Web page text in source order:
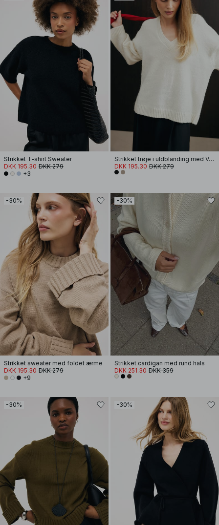
Strikket T-shirt Sweater
DKK 195.30 DKK 279
+3
Strikket trøje i uldblanding med V-udskæring
DKK 195.30 DKK 279
-30%
Strikket sweater med foldet ærme
DKK 195.30 DKK 279
+9
-30%
Strikket cardigan med rund hals
DKK 251.30 DKK 359
-30% -30%